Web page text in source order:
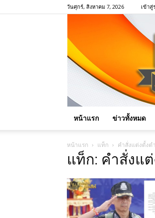
วันศุกร์, สิงหาคม 7, 2026 เข้าสู่
หน้าแรก ข่าวทั้งหมด
หน้าแรก แท็ก คำสั่งแต่งตั้งต
แท็ก: คำสั่งแ